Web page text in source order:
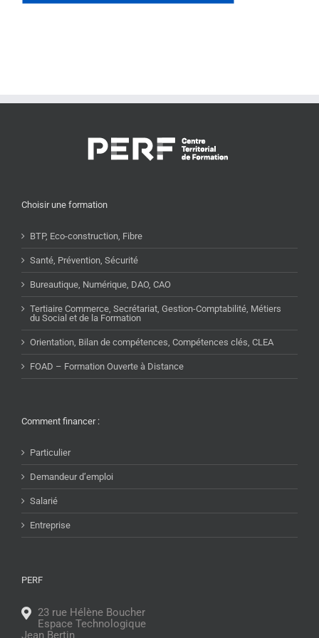
Choisir une formation
BTP, Eco-construction, Fibre
Santé, Prévention, Sécurité
Bureautique, Numérique, DAO, CAO
Tertiaire Commerce, Secrétariat, Gestion-Comptabilité, Métiers
du Social et de la Formation
Orientation, Bilan de compétences, Compétences clés, CLEA
FOAD – Formation Ouverte à Distance
Comment financer :
Particulier
Demandeur d’emploi
Salarié
Entreprise
PERF
23 rue Hélène Boucher
Espace Technologique
Jean Bertin